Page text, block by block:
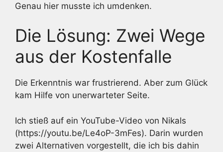
Genau hier musste ich umdenken.
Die Lösung: Zwei Wege
aus der Kostenfalle
Die Erkenntnis war frustrierend. Aber zum Glück
kam Hilfe von unerwarteter Seite.
Ich stieß auf ein YouTube-Video von Nikals
(https://youtu.be/Le4oP-3mFes). Darin wurden
zwei Alternativen vorgestellt, die ich bis dahin